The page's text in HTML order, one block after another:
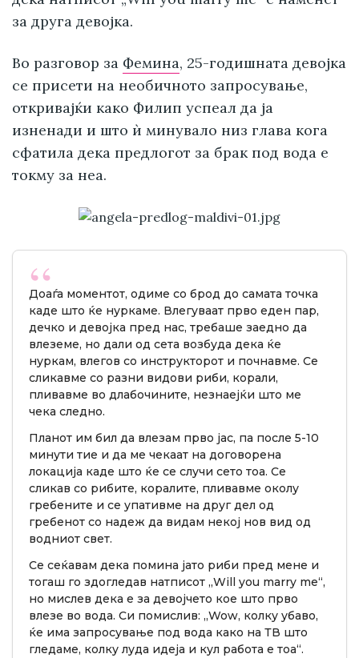
за друга девојка.
Во разговор за Фемина, 25-годишната девојка
се присети на необичното запросување,
откривајќи како Филип успеал да ја
изненади и што ѝ минувало низ глава кога
сфатила дека предлогот за брак под вода е
токму за неа.
Доаѓа моментот, одиме со брод до самата точка
каде што ќе нуркаме. Влегуваат прво еден пар,
дечко и девојка пред нас, требаше заедно да
влеземе, но дали од сета возбуда дека ќе
нуркам, влегов со инструкторот и почнавме. Се
сликавме со разни видови риби, корали,
пливавме во длабочините, незнаејќи што ме
чека следно.
Планот им бил да влезам прво јас, па после 5-10
минути тие и да ме чекаат на договорена
локација каде што ќе се случи сето тоа. Се
сликав со рибите, коралите, пливавме околу
гребените и се упативме на друг дел од
гребенот со надеж да видам некој нов вид од
водниот свет.
Се сеќавам дека помина јато риби пред мене и
тогаш го здогледав натписот „Will you marry me“,
но мислев дека е за девојчето кое што прво
влезе во вода. Си помислив: „Wow, колку убаво,
ќе има запросување под вода како на ТВ што
гледаме, колку луда идеја и кул работа е тоа“.